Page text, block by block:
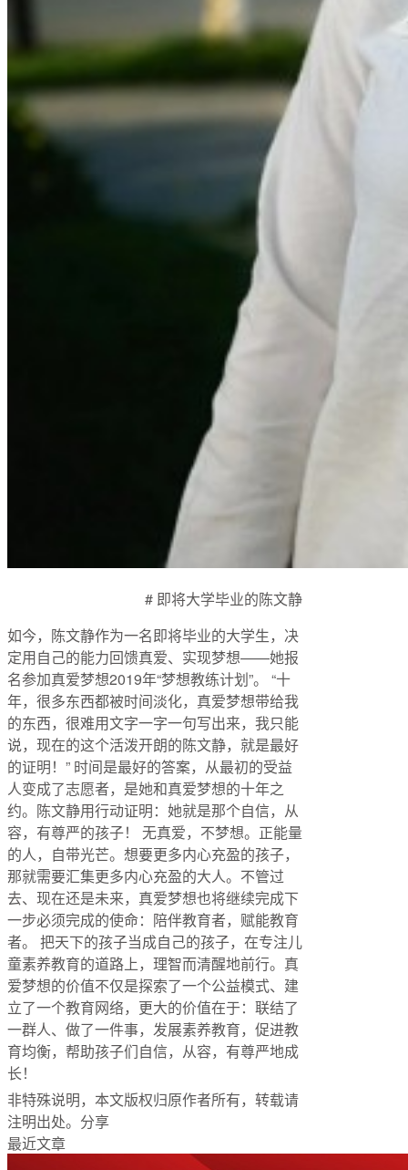
# 即将大学毕业的陈文静
如今，陈文静作为一名即将毕业的大学生，决
定用自己的能力回馈真爱、实现梦想——她报
名参加真爱梦想2019年“梦想教练计划”。 “十
年，很多东西都被时间淡化，真爱梦想带给我
的东西，很难用文字一字一句写出来，我只能
说，现在的这个活泼开朗的陈文静，就是最好
的证明！” 时间是最好的答案，从最初的受益
人变成了志愿者，是她和真爱梦想的十年之
约。陈文静用行动证明：她就是那个自信，从
容，有尊严的孩子！ 无真爱，不梦想。正能量
的人，自带光芒。想要更多内心充盈的孩子，
那就需要汇集更多内心充盈的大人。不管过
去、现在还是未来，真爱梦想也将继续完成下
一步必须完成的使命：陪伴教育者，赋能教育
者。 把天下的孩子当成自己的孩子，在专注儿
童素养教育的道路上，理智而清醒地前行。真
爱梦想的价值不仅是探索了一个公益模式、建
立了一个教育网络，更大的价值在于：联结了
一群人、做了一件事，发展素养教育，促进教
育均衡，帮助孩子们自信，从容，有尊严地成
长！
非特殊说明，本文版权归原作者所有，转载请
注明出处。 分享
最近文章